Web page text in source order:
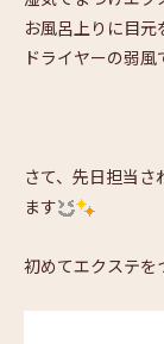
お風呂上りに目元
ドライヤーの弱
さて、先日担当さ
ます
初めてエクステを